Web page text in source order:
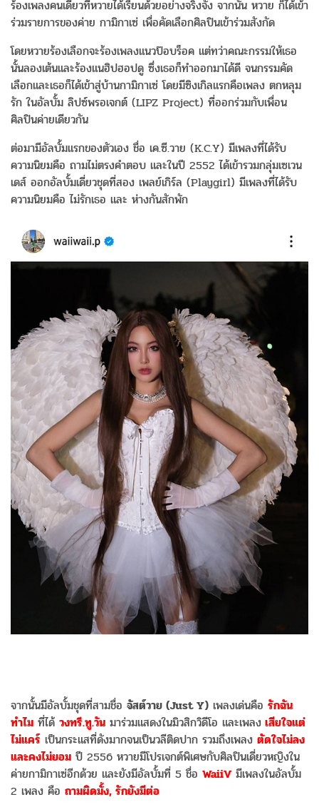
ร้องเพลงคนเดียวที่หวายได้เรียนด้วยอย่างจริงจัง จากนั้น หวาย ก็ได้เข้า
ร่วมรายการของค่าย กามิกาเซ่ เพื่อคัดเลือกศิลปินเข้าร่วมสังกัด
โดยหวายร้องเลือกจะร้องเพลงแนวป๊อบร็อค แต่ทว่าคณะกรรมให้เธอ
นั้นลองเต้นและร้องแนฮิปฮอปดู ซึ่งเธอก็ทำออกมาได้ดี จนกรรมคัด
เลือกและเธอก็ได้เข้าสู่บ้านกามิกาเซ่ โดยมีซิงเกิลแรกคือเพลง ตกหลุม
รัก ในอัลบั้ม ลิปซ์พรอเจกต์ (LIPZ Project) ที่ออกร่วมกับเพื่อน
ศิลปินค่ายเดียวกัน
ต่อมามีอัลบั้มแรกของตัวเอง ชื่อ เค.ซี.วาย (K.C.Y) มีเพลงที่ได้รับ
ความนิยมคือ ถามไม่ตรงคำตอบ และในปี 2552 ได้เข้ารวมกลุ่มเซเวน
เดส์ ออกอัลบั้มเดี่ยวชุดที่สอง เพลย์เกิร์ล (Playgirl) มีเพลงที่ได้รับ
ความนิยมคือ ไม่รักเธอ และ ห่างกันสักพัก
จากนั้นมีอัลบั้มชุดที่สามชื่อ จัสต์วาย (Just Y) เพลงเด่นคือ รักฉัน
ทำไม ที่ได้ วงทรี.ทู.วัน มาร่วมแสดงในมิวสิกวิดีโอ และเพลง เสียใจแต่
ไม่แคร์ เป็นกระแสที่ดังมากจนเป็นวลีติดปาก รวมถึงเพลง ตัดใจไม่ลง
และคงไม่ยอม ปี 2556 หวายมีโปรเจกต์พิเศษกับศิลปินเดี่ยวหญิงใน
ค่ายกามิกาเซ่อีกด้วย และยังมีอัลบั้มที่ 5 ชื่อ WaiiV มีเพลงในอัลบั้ม
2 เพลง คือ ถามผิดมั้ง, รักยังมีต่อ